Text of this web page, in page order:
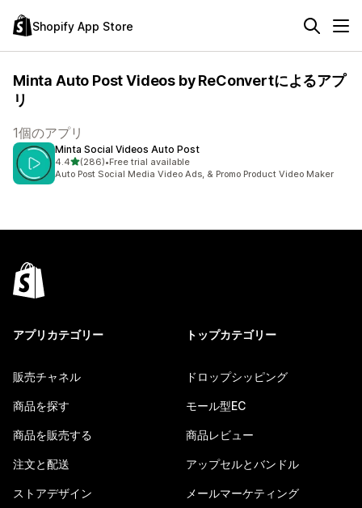
Shopify App Store
Minta Auto Post Videos by ReConvertによるアプ
リ
1個のアプリ
Minta Social Videos Auto Post
4.45つ星中
(286)
合計レビュー数：286件
•Free trial available
Auto Post Social Media Video Ads, & Promo Product Video Maker
アプリカテゴリー
販売チャネル
商品を探す
商品を販売する
注文と配送
ストアデザイン
トップカテゴリー
ドロップシッピング
モール型EC
商品レビュー
アップセルとバンドル
メールマーケティング